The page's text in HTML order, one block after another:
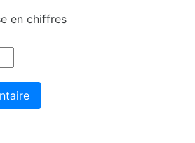
en chiffres